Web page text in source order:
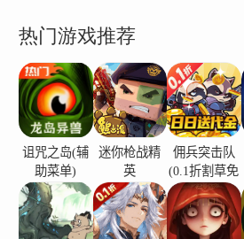
热门游戏推荐
诅咒之岛(辅
助菜单)
迷你枪战精
英
佣兵突击队
(0.1折割草免
费版)